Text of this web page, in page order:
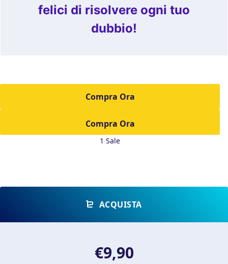
felici di risolvere ogni tuo
dubbio!
Compra Ora
1 Sale
ACQUISTA
€9,90